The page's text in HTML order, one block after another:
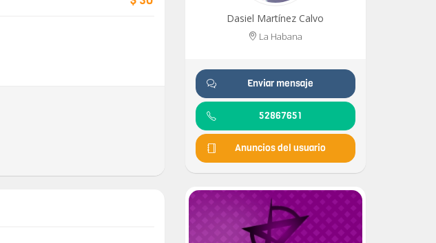
Dasiel Martínez Calvo
La Habana
Enviar mensaje
52867651
Anuncios del usuario